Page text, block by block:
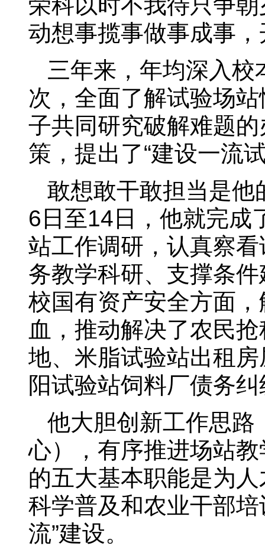
动想事揽事做事成事
三年来，年均深入
次，全面了解试验场
子共同研究破解难题
策，提出了“建设一流
敢想敢干敢担当是
6日至14日，他就完成
站工作调研，认真察
务教学科研、支撑条
校国有资产安全方面
血，推动解决了农民
地、米脂试验站出租
阳试验站饲料厂债务
他大胆创新工作思路
心），有序推进场站
的五大基本职能是为
科学普及和农业干部
流”建设。